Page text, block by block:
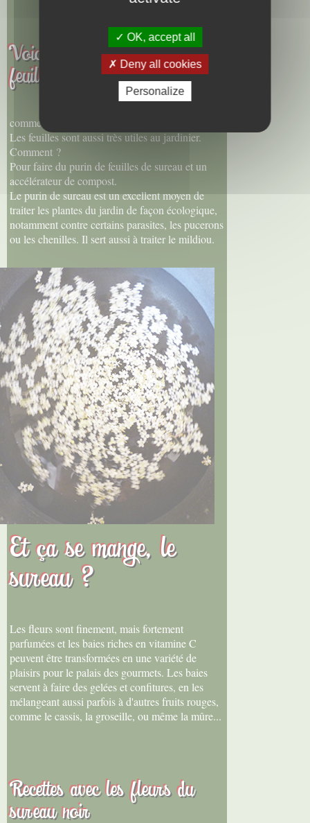
Voici des fruits des fleurs des
feuilles et desbranches...
comme disait le Poète !
Les feuilles sont aussi très utiles au jardinier.
Comment ?
Pour faire du purin de feuilles de sureau et un
accélérateur de compost.
Le purin de sureau est un excellent moyen de
traiter les plantes du jardin de façon écologique,
notamment contre certains parasites, les pucerons
ou les chenilles. Il sert aussi à traiter le mildiou.
Et ça se mange, le
sureau ?
Les fleurs sont finement, mais fortement
parfumées et les baies riches en vitamine C
peuvent être transformées en une variété de
plaisirs pour le palais des gourmets. Les baies
servent à faire des gelées et confitures, en les
mélangeant aussi parfois à d'autres fruits rouges,
comme le cassis, la groseille, ou même la mûre...
Recettes avec les fleurs du
sureau noir
OK, accept all
Deny all cookies
Personalize